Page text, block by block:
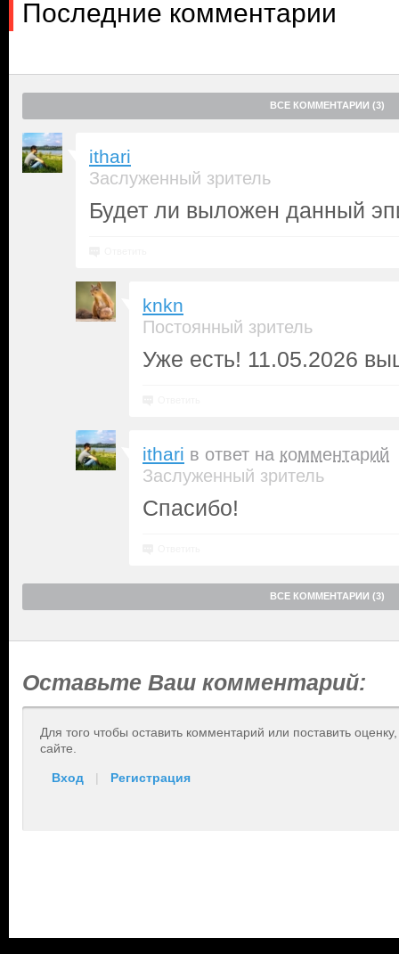
Последние комментарии
ВСЕ КОММЕНТАРИИ (3)
ithari
Заслуженный зритель
Будет ли выложен данный
knkn
Постоянный зритель
Уже есть! 11.05.2026
ithari в ответ на комментарий
Заслуженный зритель
Спасибо!
ВСЕ КОММЕНТАРИИ (3)
Оставьте Ваш комментарий:
Для того чтобы оставить комментарий или поставить
сайте.
Вход | Регистрация